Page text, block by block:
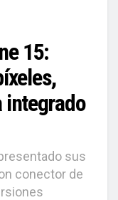
15:
integrado
sus
conector de